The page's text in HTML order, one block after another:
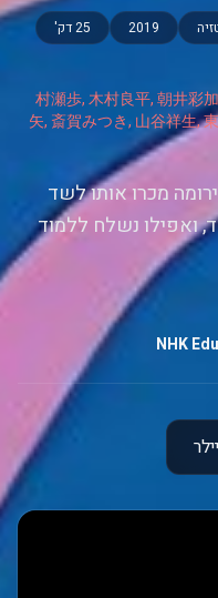
2019 25 דק'
村瀬歩, 木村良平, 朝井彩
矢, 斎賀みつき, 山谷祥生,
מכרו אותו לשד
ואפילו נשלח ללמוד
NHK